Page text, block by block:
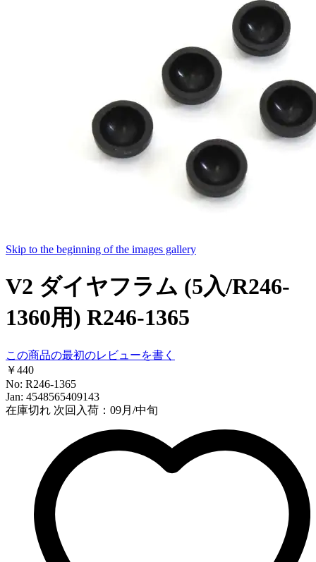
Skip to the beginning of the images gallery
V2 ダイヤフラム (5入/R246-
1360用) R246-1365
この商品の最初のレビューを書く
￥440
No: R246-1365
Jan: 4548565409143
在庫切れ 次回入荷：09月/中旬